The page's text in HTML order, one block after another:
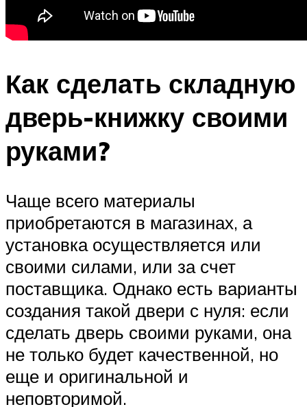
Как сделать складную
дверь-книжку своими
руками?
Чаще всего материалы
приобретаются в магазинах, а
установка осуществляется или
своими силами, или за счет
поставщика. Однако есть варианты
создания такой двери с нуля: если
сделать дверь своими руками, она
не только будет качественной, но
еще и оригинальной и
неповторимой.